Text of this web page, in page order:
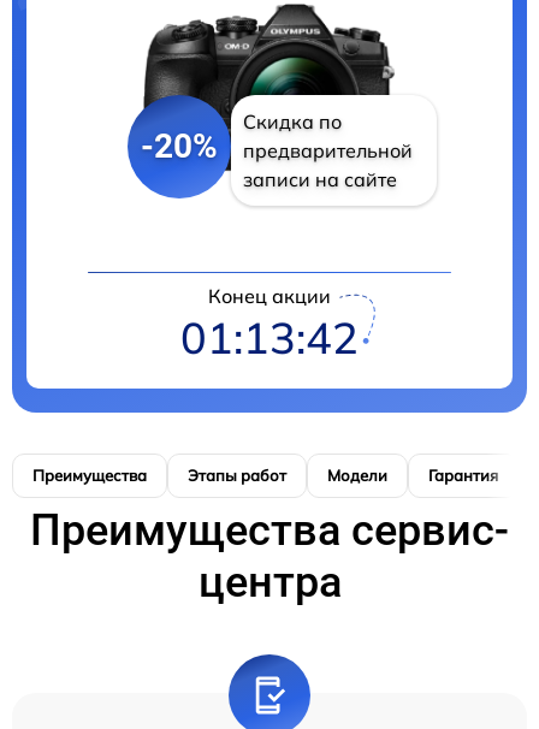
-20%
Скидка по
предварительной
записи на сайте
Конец акции
01:13:41
Преимущества Этапы работ Модели Гарантия
Преимущества сервис-
центра